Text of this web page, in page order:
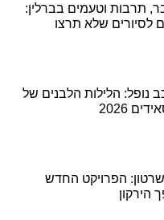
תרבות וטעמים בברלין:
לסיורים שלא תרצו
נופל: הלילות הלבנים של
2026
הפרויקט החדש
הירקון